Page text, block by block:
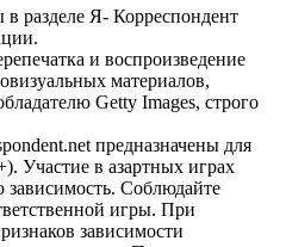
разделе Я- Корреспондент
и воспроизведение
материалов,
Getty Images, строго
предназначены для
Участие в азартных играх
Соблюдайте
игры. При
зависимости